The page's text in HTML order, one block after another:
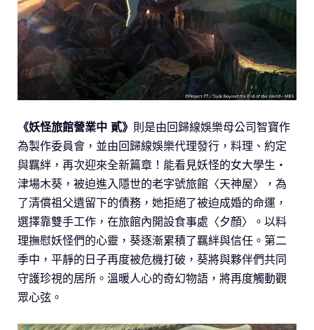
《妖怪旅館營業中 貳》 則是由回歸線娛樂母公司智寶作
為製作委員會，並由回歸線娛樂代理發行，料理、約定
與羈絆，再次迎來全新篇章！能看見妖怪的女大學生・
津場木葵，被迫進入隱世的老字號旅館〈天神屋〉，為
了清償祖父遺留下的債務，她拒絕了被迫成婚的命運，
選擇靠雙手工作，在旅館內開設食事處〈夕顏〉。以料
理撫慰妖怪們的心靈，葵逐漸累積了羈絆與信任。第二
季中，平靜的日子再度被危機打破，葵將與夥伴們共同
守護珍視的居所。溫暖人心的奇幻物語，將再度觸動觀
眾心弦。